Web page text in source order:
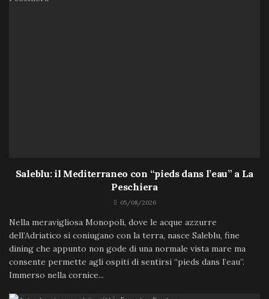
Saleblu: il Mediterraneo con “pieds dans l’eau” a La
Peschiera
05/08/2026
Nella meravigliosa Monopoli, dove le acque azzurre
dell’Adriatico si coniugano con la terra, nasce Saleblu, fine
dining che appunto non gode di una normale vista mare ma
consente permette agli ospiti di sentirsi “pieds dans l’eau”.
Immerso nella cornice...